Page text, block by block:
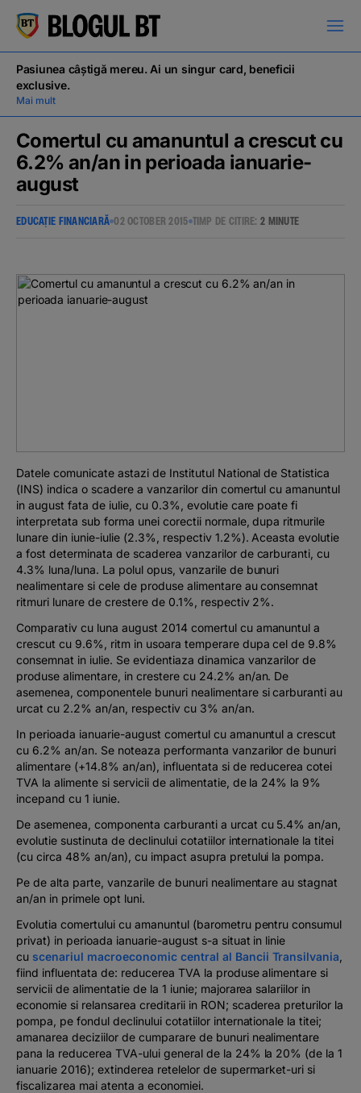
кириллица
Campanii
Educație financiară
BT Pay
Banking, pe relaxare
Pasiunea câștigă mereu. Ai un singur card, beneficii
exclusive.
Mai mult
Comertul cu amanuntul a crescut cu
6.2% an/an in perioada ianuarie-
august
EDUCAȚIE FINANCIARĂ 02 OCTOBER 2015 TIMP DE CITIRE:2 MINUTE
Datele comunicate astazi de Institutul National de Statistica
(INS) indica o scadere a vanzarilor din comertul cu amanuntul
in august fata de iulie, cu 0.3%, evolutie care poate fi
interpretata sub forma unei corectii normale, dupa ritmurile
lunare din iunie-iulie (2.3%, respectiv 1.2%). Aceasta evolutie
a fost determinata de scaderea vanzarilor de carburanti, cu
4.3% luna/luna. La polul opus, vanzarile de bunuri
nealimentare si cele de produse alimentare au consemnat
ritmuri lunare de crestere de 0.1%, respectiv 2%.
Comparativ cu luna august 2014 comertul cu amanuntul a
crescut cu 9.6%, ritm in usoara temperare dupa cel de 9.8%
consemnat in iulie. Se evidentiaza dinamica vanzarilor de
produse alimentare, in crestere cu 24.2% an/an. De
asemenea, componentele bunuri nealimentare si carburanti au
urcat cu 2.2% an/an, respectiv cu 3% an/an.
In perioada ianuarie-august comertul cu amanuntul a crescut
cu 6.2% an/an. Se noteaza performanta vanzarilor de bunuri
alimentare (+14.8% an/an), influentata si de reducerea cotei
TVA la alimente si servicii de alimentatie, de la 24% la 9%
incepand cu 1 iunie.
De asemenea, componenta carburanti a urcat cu 5.4% an/an,
evolutie sustinuta de declinului cotatiilor internationale la titei
(cu circa 48% an/an), cu impact asupra pretului la pompa.
Pe de alta parte, vanzarile de bunuri nealimentare au stagnat
an/an in primele opt luni.
Evolutia comertului cu amanuntul (barometru pentru consumul
privat) in perioada ianuarie-august s-a situat in linie
cu scenariul macroeconomic central al Bancii Transilvania
fiind influentata de: reducerea TVA la produse alimentare si
servicii de alimentatie de la 1 iunie; majorarea salariilor in
economie si relansarea creditarii in RON; scaderea preturilor la
pompa, pe fondul declinului cotatiilor internationale la titei;
amanarea deciziilor de cumparare de bunuri nealimentare
pana la reducerea TVA-ului general de la 24% la 20% (de la 1
ianuarie 2016); extinderea retelelor de supermarket-uri si
fiscalizarea mai atenta a economiei.